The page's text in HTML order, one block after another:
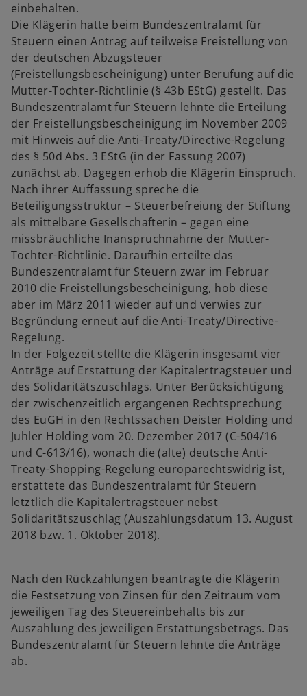
einbehalten.
Die Klägerin hatte beim Bundeszentralamt für
Steuern einen Antrag auf teilweise Freistellung von
der deutschen Abzugsteuer
(Freistellungsbescheinigung) unter Berufung auf die
Mutter-Tochter-Richtlinie (§ 43b EStG) gestellt. Das
Bundeszentralamt für Steuern lehnte die Erteilung
der Freistellungsbescheinigung im November 2009
mit Hinweis auf die Anti-Treaty/Directive-Regelung
des § 50d Abs. 3 EStG (in der Fassung 2007)
zunächst ab. Dagegen erhob die Klägerin Einspruch.
Nach ihrer Auffassung spreche die
Beteiligungsstruktur – Steuerbefreiung der Stiftung
als mittelbare Gesellschafterin – gegen eine
missbräuchliche Inanspruchnahme der Mutter-
Tochter-Richtlinie. Daraufhin erteilte das
Bundeszentralamt für Steuern zwar im Februar
2010 die Freistellungsbescheinigung, hob diese
aber im März 2011 wieder auf und verwies zur
Begründung erneut auf die Anti-Treaty/Directive-
Regelung.
In der Folgezeit stellte die Klägerin insgesamt vier
Anträge auf Erstattung der Kapitalertragsteuer und
des Solidaritätszuschlags. Unter Berücksichtigung
der zwischenzeitlich ergangenen Rechtsprechung
des EuGH in den Rechtssachen Deister Holding und
Juhler Holding vom 20. Dezember 2017 (C-504/16
und C-613/16), wonach die (alte) deutsche Anti-
Treaty-Shopping-Regelung europarechtswidrig ist,
erstattete das Bundeszentralamt für Steuern
letztlich die Kapitalertragsteuer nebst
Solidaritätszuschlag (Auszahlungsdatum 13. August
2018 bzw. 1. Oktober 2018).
Nach den Rückzahlungen beantragte die Klägerin
die Festsetzung von Zinsen für den Zeitraum vom
jeweiligen Tag des Steuereinbehalts bis zur
Auszahlung des jeweiligen Erstattungsbetrags. Das
Bundeszentralamt für Steuern lehnte die Anträge
ab.